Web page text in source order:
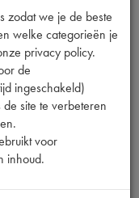
zodat we je de beste
welke categorieën je
privacy policy.
de
ingeschakeld)
site te verbeteren
voor
inhoud.